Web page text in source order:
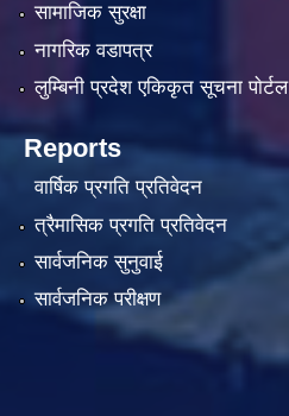
सामाजिक सुरक्षा
नागरिक वडापत्र
लुम्बिनी प्रदेश एकिकृत सूचना पाेर्टल
Reports
वार्षिक प्रगति प्रतिवेदन
त्रैमासिक प्रगति प्रतिवेदन
सार्वजनिक सुनुवाई
सार्वजनिक परीक्षण